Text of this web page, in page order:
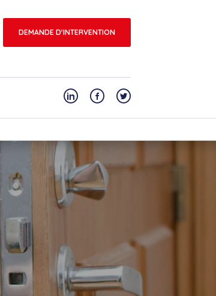
DEMANDE D'INTERVENTION